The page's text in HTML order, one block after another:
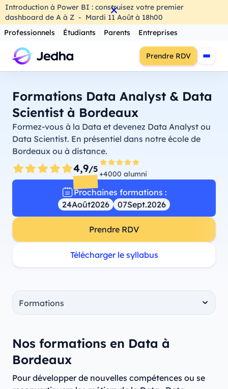
Introduction à Power BI : construisez votre premier
dashboard de A à Z - Mardi 11 Août à 18h00
Professionnels
Étudiants Parents Entreprises
Prendre RDV
Formations Data Analyst & Data
Scientist à Bordeaux
Formez-vous à la Data et devenez Data Analyst ou
Data Scientist. En présentiel dans notre école de
Bordeaux ou à distance.
4,9/5+4000 alumni
Prochaines formations :
24Août2026 07Sept.2026
Prendre RDV
Télécharger le syllabus
Nos formations en Data à
Bordeaux
Pour développer de nouvelles compétences ou se